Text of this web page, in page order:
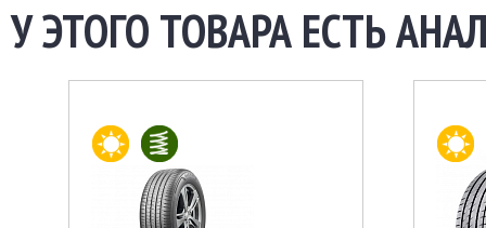
У ЭТОГО ТОВАРА ЕСТЬ